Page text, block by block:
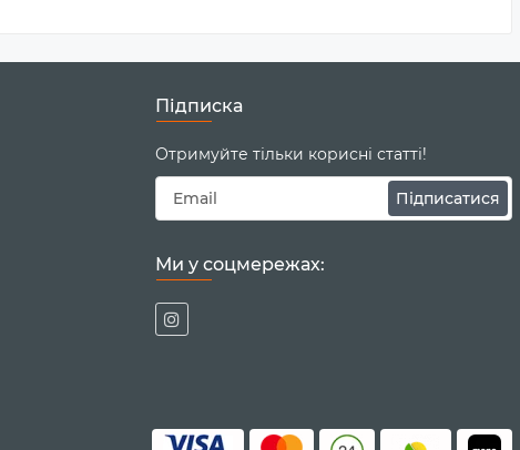
Підписка
Отримуйте тільки корисні статті!
Підписатися
Ми у соцмережах: